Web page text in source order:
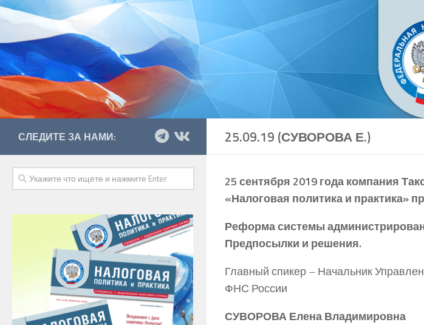
25.09.19 (СУВОРОВА Е.)
25 сентября 2019 года компания
«Налоговая политика и практика»
Реформа системы
Предпосылки и решения.
Главный спикер – Начальник
ФНС России
СУВОРОВА Елена Владимировна
СЛЕДИТЕ ЗА НАМИ: